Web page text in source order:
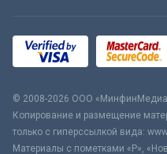
© 2008-2026 ООО
Копирование и размещение
только с гиперссылкой вида:
Материалы с пометками «Р»,